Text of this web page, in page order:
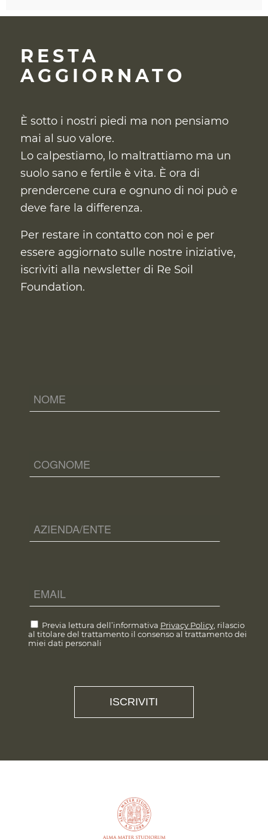
RESTA
AGGIORNATO
È sotto i nostri piedi ma non pensiamo
mai al suo valore.
Lo calpestiamo, lo maltrattiamo ma un
suolo sano e fertile è vita. È ora di
prendercene cura e ognuno di noi può e
deve fare la differenza.
Per restare in contatto con noi e per
essere aggiornato sulle nostre iniziative,
iscriviti alla newsletter di Re Soil
Foundation.
Previa lettura dell’informativa Privacy Policy, rilascio
al titolare del trattamento il consenso al trattamento dei
miei dati personali